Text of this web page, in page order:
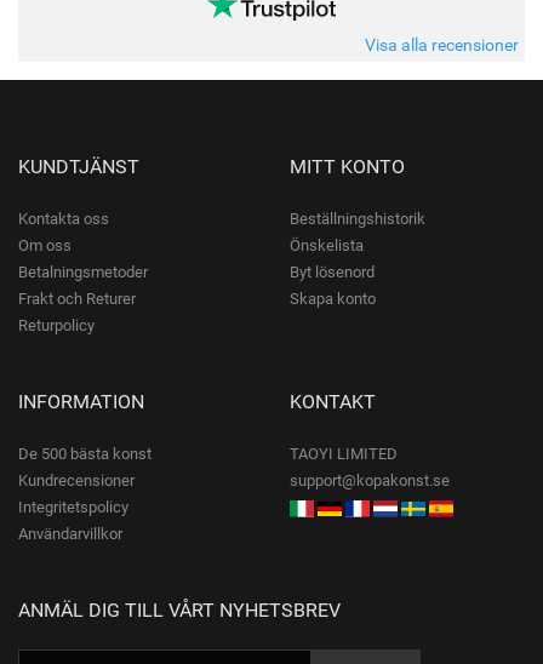
Visa alla recensioner
KUNDTJÄNST
Kontakta oss
Om oss
Betalningsmetoder
Frakt och Returer
Returpolicy
MITT KONTO
Beställningshistorik
Önskelista
Byt lösenord
Skapa konto
INFORMATION
De 500 bästa konst
Kundrecensioner
Integritetspolicy
Användarvillkor
KONTAKT
TAOYI LIMITED
support@kopakonst.se
ANMÄL DIG TILL VÅRT NYHETSBREV